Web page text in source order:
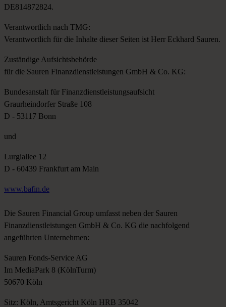
DE814872824.
Verantwortlich nach TMG:
Verantwortlich für die Inhalte dieser Seiten ist Herr Eckhard Sauren.
Zuständige Aufsichtsbehörde
für die Sauren Finanzdienstleistungen GmbH & Co. KG:
Bundesanstalt für Finanzdienstleistungsaufsicht
Graurheindorfer Straße 108
D - 53117 Bonn
und
Lurgiallee 12
D - 60439 Frankfurt am Main
www.bafin.de
Die Sauren Financial Group umfasst neben der Sauren
Finanzdienstleistungen GmbH & Co. KG die nachfolgend
angeführten Unternehmen:
Sauren Fonds-Service AG
Im MediaPark 8 (KölnTurm)
50670 Köln
Sitz: Köln, Amtsgericht Köln HRB 35042